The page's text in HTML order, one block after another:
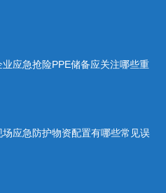
应急抢险PPE储备应关注哪些重
应急防护物资配置有哪些常见误